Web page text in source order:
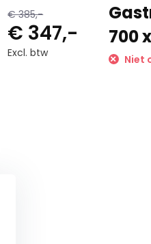
€ 385,-
€ 347,-
Excl. btw
700
Niet